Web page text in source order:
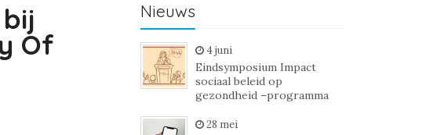
Of
Nieuws
4 juni
Eindsymposium Impact
sociaal beleid op
gezondheid –programma
28 mei